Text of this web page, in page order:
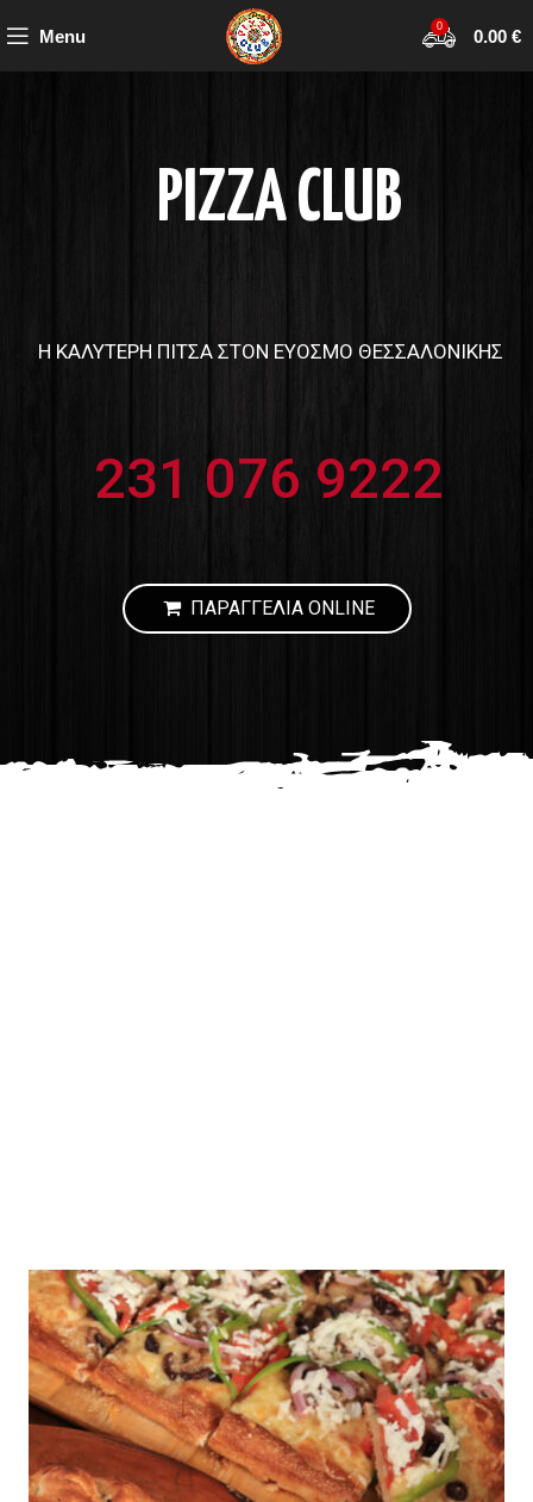
Menu 0 0.00 €
Η ΚΑΛΥΤΕΡΗ ΠΙΤΣΑ ΣΤΟΝ ΕΥΟΣΜΟ ΘΕΣΣΑΛΟΝΙΚΗΣ
PIZZA CLUB
231 076 9222
ΠΑΡΑΓΓΕΛΙΑ ONLINE